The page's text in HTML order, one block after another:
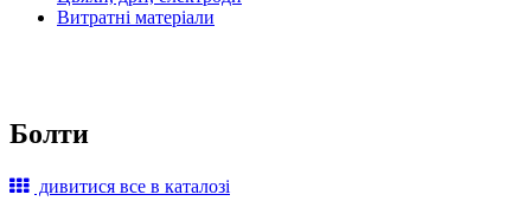
Витратні матеріали
Болти
дивитися все в каталозі